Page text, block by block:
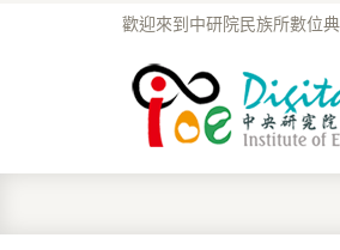
歡迎來到中研院民族所數位